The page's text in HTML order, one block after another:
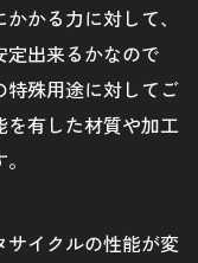
かる力に対して、
出来るかなので
殊用途に対してご
有した材質や加工
サイクルの性能が変